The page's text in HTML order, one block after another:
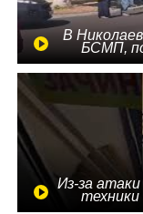
В
БСМП,
Из-за
техники